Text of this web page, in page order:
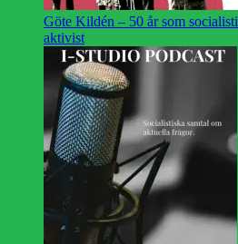
Göte Kildén – 50 år som
aktivist